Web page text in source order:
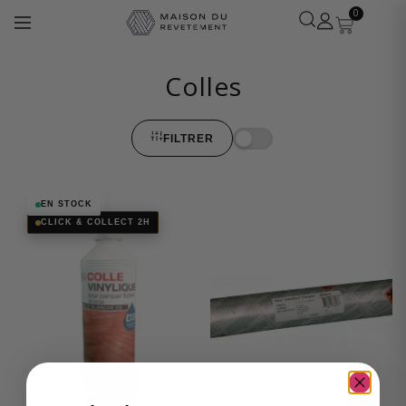
0
Colles
FILTRER
EN STOCK
CLICK & COLLECT 2H